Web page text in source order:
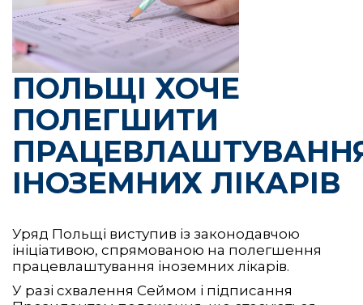
ПОЛЬЩІ ХОЧЕ
ПОЛЕГШИТИ
ІНОЗЕМНИХ ЛІКАРІВ
Уряд Польщі виступив із законодавчою
ініціативою, спрямованою на полегшення
працевлаштування іноземних лікарів.
У разі схвалення Сеймом і підписання